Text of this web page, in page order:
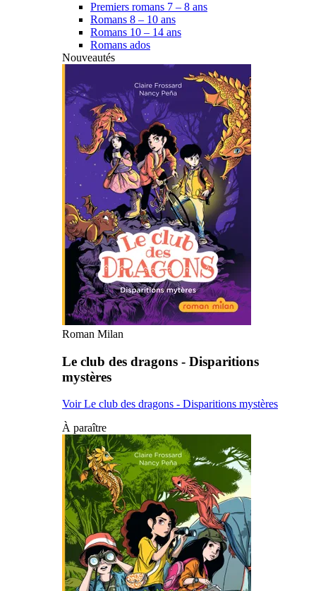
Premiers romans 7 – 8 ans
Romans 8 – 10 ans
Romans 10 – 14 ans
Romans ados
Nouveautés
Roman Milan
Le club des dragons - Disparitions
mystères
Voir Le club des dragons - Disparitions mystères
À paraître